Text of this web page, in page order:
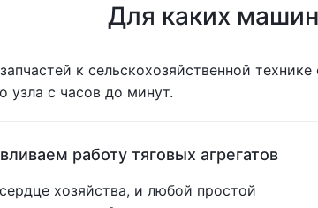
Для каких
к сельскохозяйственной
узла с часов до минут.
работу тяговых агрегатов
хозяйства, и любой простой